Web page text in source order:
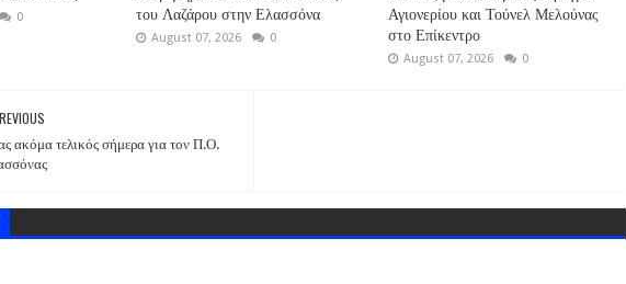
0
του Λαζάρου στην Ελασσόνα
August 07, 2026 0
Αγιονερίου και Τούνελ Μελούνας
στο Επίκεντρο
August 07, 2026 0
ακόμα τελικός σήμερα για τον Π.Ο.